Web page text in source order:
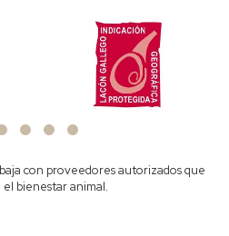
con proveedores autorizados que
bienestar animal.